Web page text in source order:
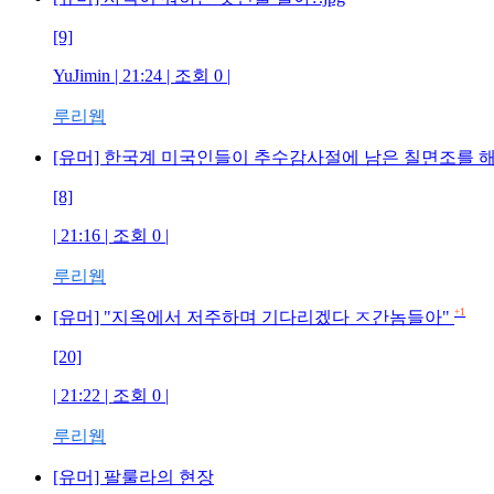
[9]
YuJimin | 21:24 | 조회 0 |
루리웹
[유머] 한국계 미국인들이 추수감사절에 남은 칠면조를
[8]
| 21:16 | 조회 0 |
루리웹
[유머] "지옥에서 저주하며 기다리겠다 ㅈ간놈들아" +1
[20]
| 21:22 | 조회 0 |
루리웹
[유머] 팔룰라의 현장